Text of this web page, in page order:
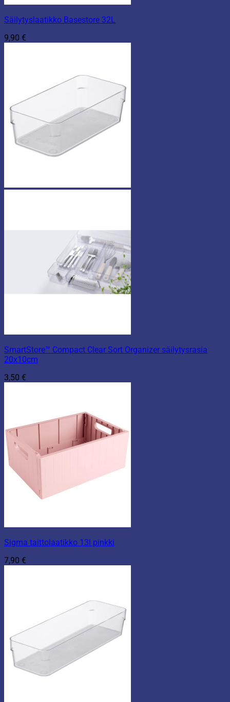
Säilytyslaatikko Basestore 32L
9,90 €
SmartStore™ Compact Clear Sort Organizer säilytysrasia
20x10cm
3,50 €
Sigma taittolaatikko 13l pinkki
7,90 €